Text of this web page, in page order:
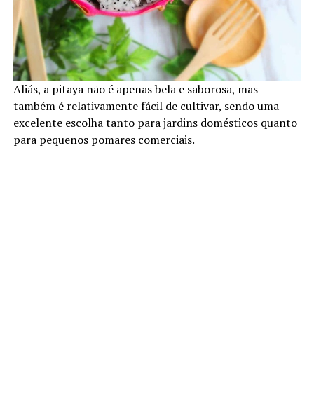
Aliás, a pitaya não é apenas bela e saborosa, mas
também é relativamente fácil de cultivar, sendo uma
excelente escolha tanto para jardins domésticos quanto
para pequenos pomares comerciais.